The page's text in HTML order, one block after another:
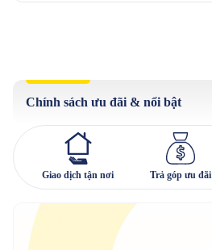
Chính sách ưu đãi & nổi bật
Giao dịch tận nơi Trả góp ưu đãi